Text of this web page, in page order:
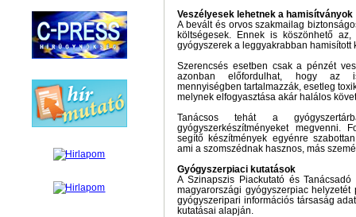
Veszélyesek lehetnek a hamisítványok
A bevált és orvos szakmailag
költségesek. Ennek is köszönhető
gyógyszerek a leggyakrabban hamisított
Szerencsés esetben csak a pénzét
azonban előfordulhat, hogy az
mennyiségben tartalmazzák, esetleg
melynek elfogyasztása akár halálos
Tanácsos tehát a
gyógyszerkészítményeket megvenni.
segítő készítmények egyénre
ami a szomszédnak hasznos, más
Gyógyszerpiaci kutatások
A Szinapszis Piackutató és
magyarországi gyógyszerpiac
gyógyszeripari információs társaság
kutatásai alapján.